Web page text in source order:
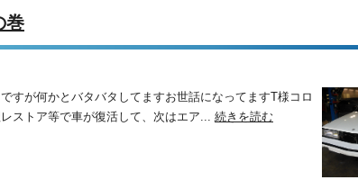
巻
すが何かとバタバタしてますお世話になってますT様コロ
ストア等で車が復活して、次はエア... 続きを読む